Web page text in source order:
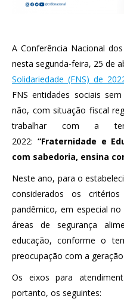
A Conferência Nacional
nesta segunda-feira, 25 de
Solidariedade (FNS) de
FNS entidades sociais
não, com situação fiscal
trabalhar com a
2022: “Fraternidade e
com sabedoria, ensina
Neste ano, para o
considerados os
pandêmico, em especial
áreas de segurança
educação, conforme o
preocupação com a
Os eixos para
portanto, os seguintes: